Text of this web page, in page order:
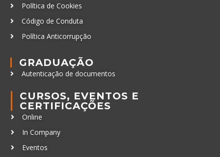
Política de Cookies
Código de Conduta
Política Anticorrupção
GRADUAÇÃO
Autenticação de documentos
CURSOS, EVENTOS E
CERTIFICAÇÕES
Online
In Company
Eventos